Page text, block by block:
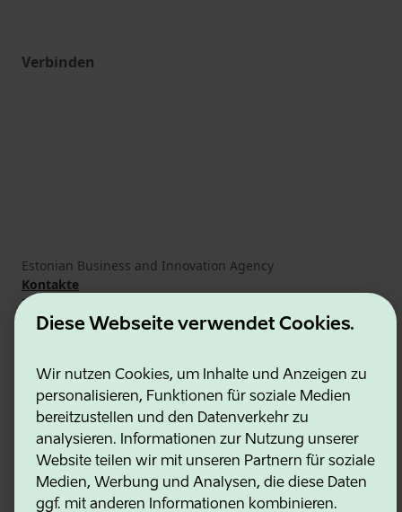
Diese Webseite verwendet Cookies.
Wir nutzen Cookies, um Inhalte und Anzeigen zu
personalisieren, Funktionen für soziale Medien
bereitzustellen und den Datenverkehr zu
analysieren. Informationen zur Nutzung unserer
Website teilen wir mit unseren Partnern für soziale
Medien, Werbung und Analysen, die diese Daten
ggf. mit anderen Informationen kombinieren.
Verbinden
Estonian Business and Innovation Agency
Kontakte
Kooperationspartner
Nutzungsbedingungen